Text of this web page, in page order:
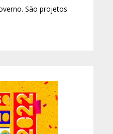
São projetos